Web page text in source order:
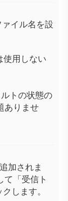
イル名を設
使用しない
トの状態の
ありませ
加されま
て「受信ト
します。